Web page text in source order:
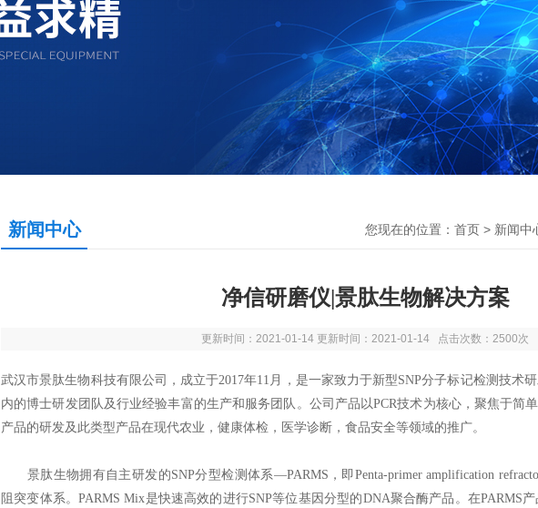
新闻中心 您现在的位置： 首页 > 新闻中
净信研磨仪|景肽生物解决方案
更新时间：2021-01-14 更新时间：2021-01-14 点击次数：2500次
武汉市景肽生物科技有限公司，成立于2017年11月，是一家致力于新型SNP分子标记检测技术
内的博士研发团队及行业经验丰富的生产和服务团队。公司产品以PCR技术为核心，聚焦于简
产品的研发及此类型产品在现代农业，健康体检，医学诊断，食品安全等领域的推广。
景肽生物拥有自主研发的SNP分型检测体系—PARMS，即Penta-primer amplification
阻突变体系。PARMS Mix是快速高效的进行SNP等位基因分型的DNA聚合酶产品。在PARMS